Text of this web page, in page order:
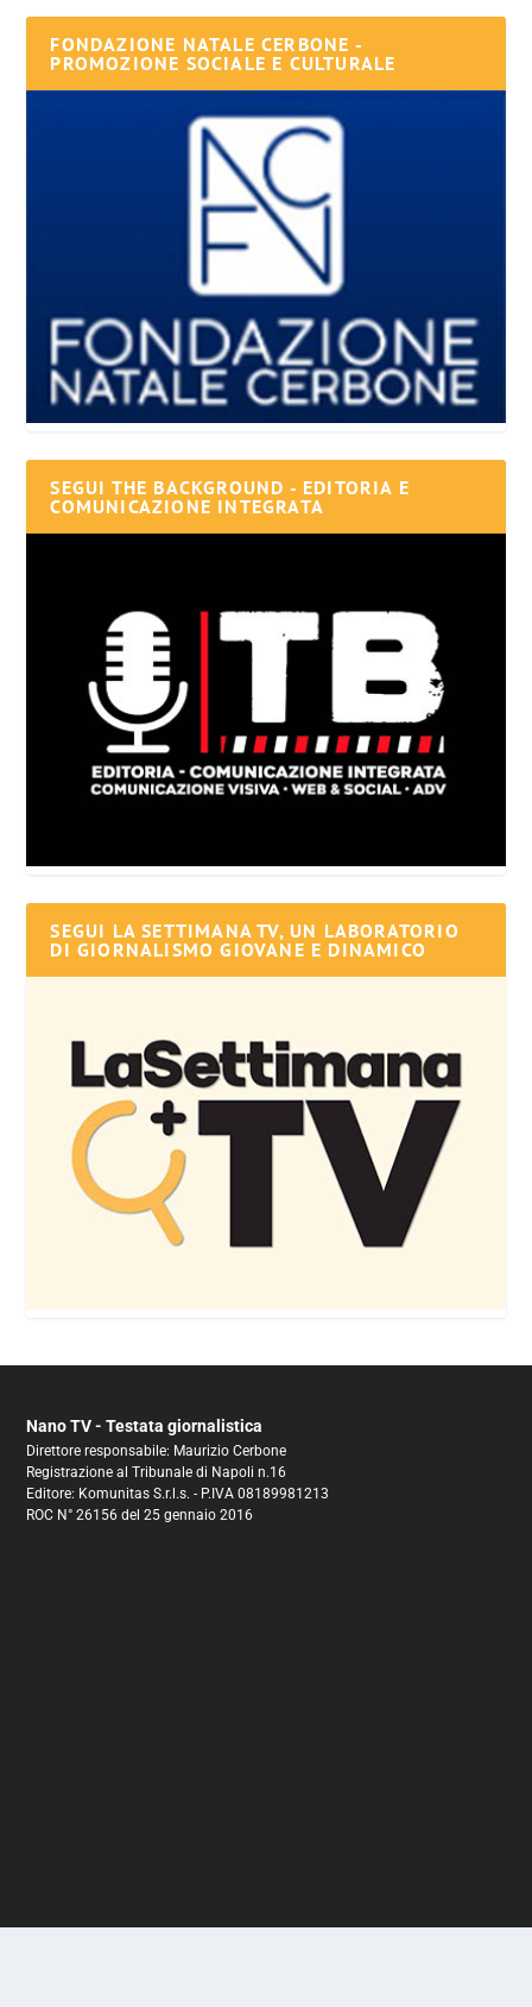
FONDAZIONE NATALE CERBONE -
PROMOZIONE SOCIALE E CULTURALE
SEGUI THE BACKGROUND - EDITORIA E
COMUNICAZIONE INTEGRATA
SEGUI LA SETTIMANA TV, UN LABORATORIO
DI GIORNALISMO GIOVANE E DINAMICO
Nano TV - Testata giornalistica
Direttore responsabile: Maurizio Cerbone
Registrazione al Tribunale di Napoli n.16
Editore: Komunitas S.r.l.s. - P.IVA 08189981213
ROC N° 26156 del 25 gennaio 2016